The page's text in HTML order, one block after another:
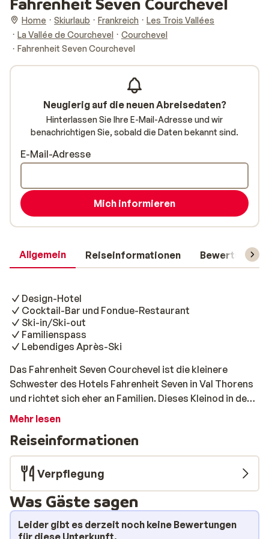
Home Skiurlaub Frankreich
Les Trois Vallées
La Vallée de Courchevel
Courchevel
Fahrenheit Seven Courchevel
Allgemein Reiseinformationen Bewertungen
Design-Hotel
Cocktail-Bar und Fondue-Restaurant
Ski-in/Ski-out
Familienspass
Lebendiges Après-Ski
Das Fahrenheit Seven Courchevel ist die kleinere
Schwester des Hotels Fahrenheit Seven in Val Thorens
und richtet sich eher an Familien. Dieses Kleinod in den
französischen Alpen ist zwar etwas anders, aber es hat
und es ist auch ein Ski-in/Ski-out-Hotel. Außerdem sind
Sie im Handumdrehen auf der Piste oder im Lift, um das
riesige, 600 km lange Skigebiet Les Trois Vallées in
Frankreich zu entdecken. Haben Sie noch nicht so viel
Erfahrung mit dem Skifahren oder möchten Sie die
Kinder zum Unterricht mitnehmen? Dann ist es gut zu
wissen, dass es neben dem Hotel eine ESF-Skischule
Mehr lesen
Reiseinformationen
Verpflegung
Was Gäste sagen
Leider gibt es derzeit noch keine Bewertungen
für diese Unterkunft.
Neugierig auf die neuen Abreisedaten?
Hinterlassen Sie Ihre E-Mail-Adresse und wir
benachrichtigen Sie, sobald die Daten bekannt sind.
E-Mail-Adresse
Mich informieren